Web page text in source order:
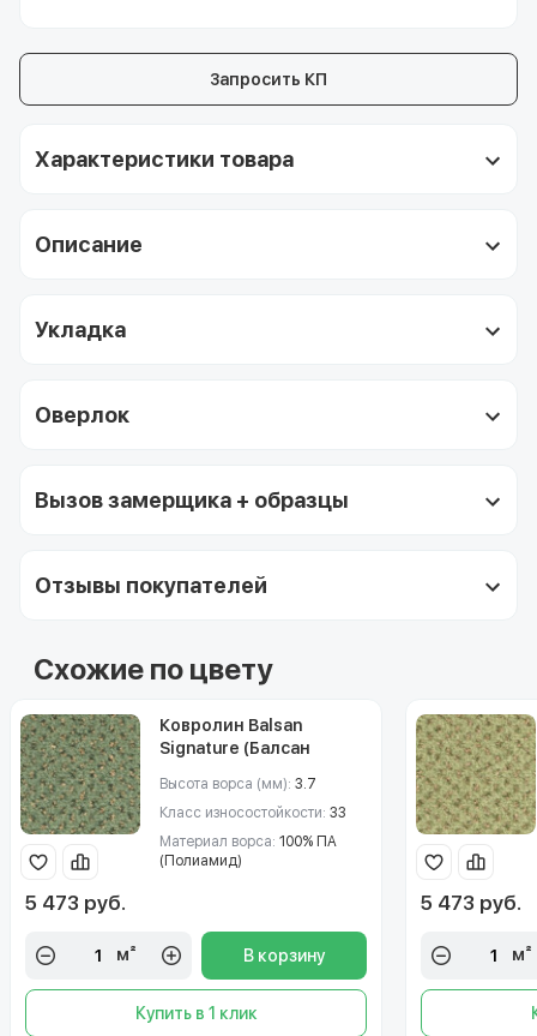
Запросить КП
Характеристики товара
Описание
Укладка
Оверлок
Вызов замерщика + образцы
Отзывы покупателей
Схожие по цвету
Ковролин Balsan
Signature (Балсан
Высота ворса (мм): 3.7
Класс износостойкости: 33
Материал ворса: 100% ПА
(Полиамид)
5 473 руб.
м² В корзину
Купить в 1 клик
5 473 руб.
м²